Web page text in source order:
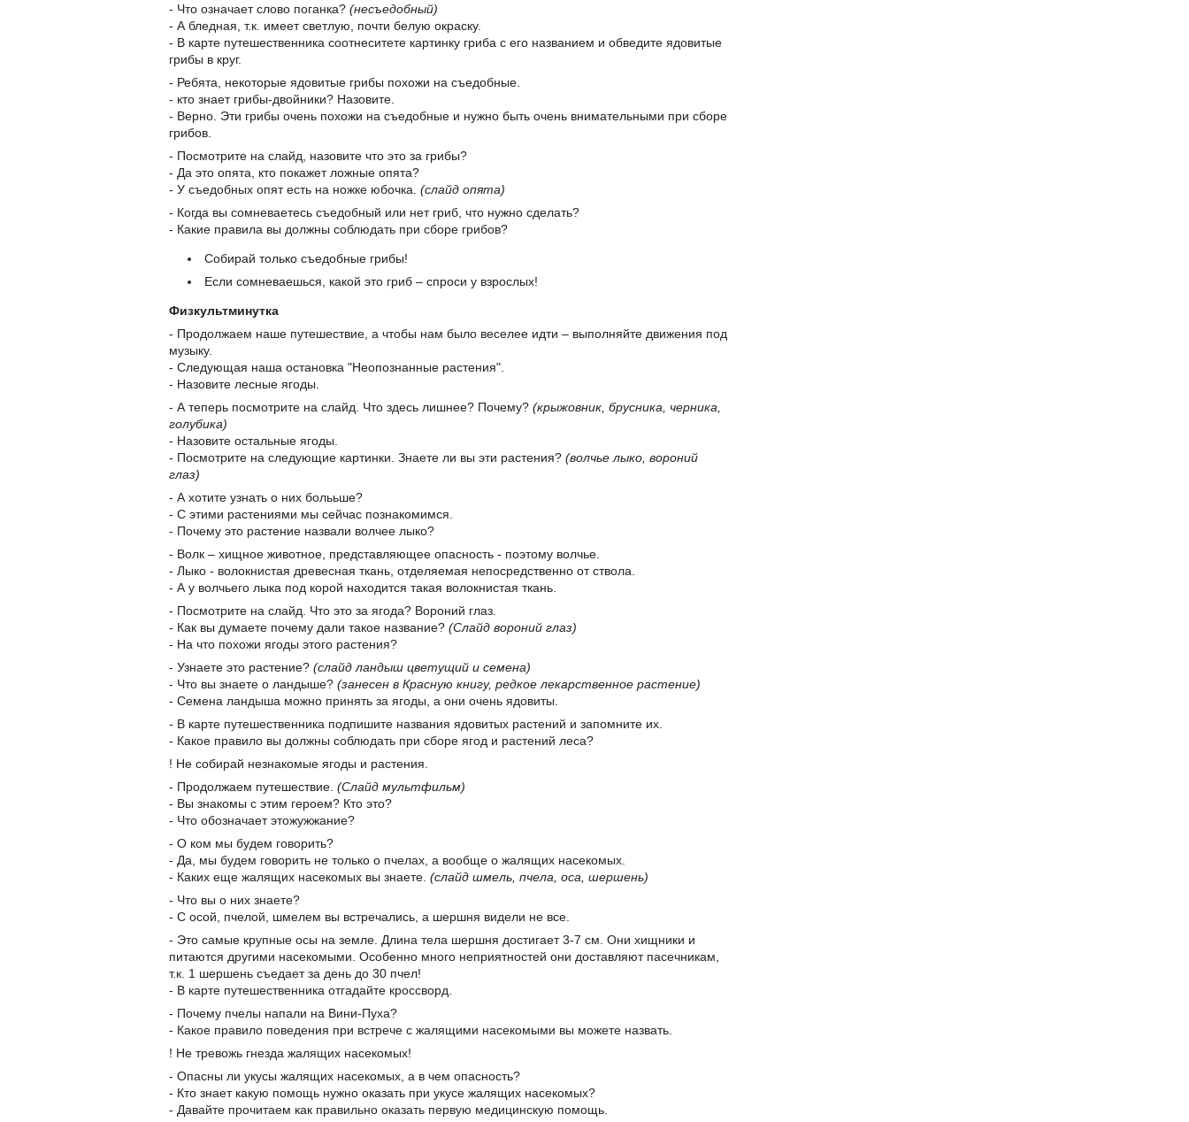
- Что означает слово поганка? (несъедобный)
- А бледная, т.к. имеет светлую, почти белую окраску.
- В карте путешественника соотнеситете картинку гриба с его названием и обведите ядовитые
грибы в круг.
- Ребята, некоторые ядовитые грибы похожи на съедобные.
- кто знает грибы-двойники? Назовите.
- Верно. Эти грибы очень похожи на съедобные и нужно быть очень внимательными при сборе
грибов.
- Посмотрите на слайд, назовите что это за грибы?
- Да это опята, кто покажет ложные опята?
- У съедобных опят есть на ножке юбочка. (слайд опята)
- Когда вы сомневаетесь съедобный или нет гриб, что нужно сделать?
- Какие правила вы должны соблюдать при сборе грибов?
Собирай только съедобные грибы!
Если сомневаешься, какой это гриб – спроси у взрослых!
Физкультминутка
- Продолжаем наше путешествие, а чтобы нам было веселее идти – выполняйте движения под
музыку.
- Следующая наша остановка "Неопознанные растения".
- Назовите лесные ягоды.
- А теперь посмотрите на слайд. Что здесь лишнее? Почему? (крыжовник, брусника, черника,
голубика)
- Назовите остальные ягоды.
- Посмотрите на следующие картинки. Знаете ли вы эти растения? (волчье лыко, вороний
глаз)
- А хотите узнать о них болььше?
- С этими растениями мы сейчас познакомимся.
- Почему это растение назвали волчее лыко?
- Волк – хищное животное, представляющее опасность - поэтому волчье.
- Лыко - волокнистая древесная ткань, отделяемая непосредственно от ствола.
- А у волчьего лыка под корой находится такая волокнистая ткань.
- Посмотрите на слайд. Что это за ягода? Вороний глаз.
- Как вы думаете почему дали такое название? (Слайд вороний глаз)
- На что похожи ягоды этого растения?
- Узнаете это растение? (слайд ландыш цветущий и семена)
- Что вы знаете о ландыше? (занесен в Красную книгу, редкое лекарственное растение)
- Семена ландыша можно принять за ягоды, а они очень ядовиты.
- В карте путешественника подпишите названия ядовитых растений и запомните их.
- Какое правило вы должны соблюдать при сборе ягод и растений леса?
! Не собирай незнакомые ягоды и растения.
- Продолжаем путешествие. (Слайд мультфильм)
- Вы знакомы с этим героем? Кто это?
- Что обозначает этожужжание?
- О ком мы будем говорить?
- Да, мы будем говорить не только о пчелах, а вообще о жалящих насекомых.
- Каких еще жалящих насекомых вы знаете. (слайд шмель, пчела, оса, шершень)
- Что вы о них знаете?
- С осой, пчелой, шмелем вы встречались, а шершня видели не все.
- Это самые крупные осы на земле. Длина тела шершня достигает 3-7 см. Они хищники и
питаются другими насекомыми. Особенно много неприятностей они доставляют пасечникам,
т.к. 1 шершень съедает за день до 30 пчел!
- В карте путешественника отгадайте кроссворд.
- Почему пчелы напали на Вини-Пуха?
- Какое правило поведения при встрече с жалящими насекомыми вы можете назвать.
! Не тревожь гнезда жалящих насекомых!
- Опасны ли укусы жалящих насекомых, а в чем опасность?
- Кто знает какую помощь нужно оказать при укусе жалящих насекомых?
- Давайте прочитаем как правильно оказать первую медицинскую помощь.